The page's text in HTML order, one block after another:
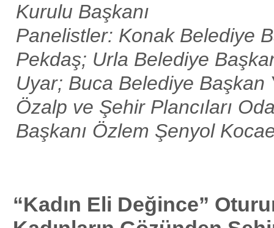
Kurulu Başkanı
Panelistler: Konak Belediye
Pekdaş; Urla Belediye
Uyar; Buca Belediye Başkan
Özalp ve Şehir Plancıları
Başkanı Özlem Şenyol
“Kadın Eli Değince”